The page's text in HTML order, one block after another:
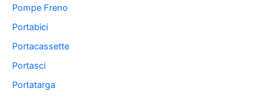
Pompe Freno
Portabici
Portacassette
Portasci
Portatarga